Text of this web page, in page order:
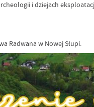
i dziejach
Radwana w Nowej Słupi.